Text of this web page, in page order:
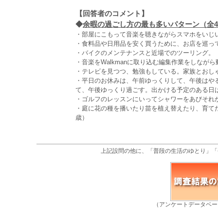
【回答者のコメント】
◆余暇の過ごし方の最も多いパターン（全
・部屋にこもって音楽を聴きながらスマホをいじ
・食料品や日用品を安く買うために、お店を巡
・バイクのメンテナンスと近場でのツーリング。
・音楽をWalkmanに取り込む編集作業をしなが
・テレビを見つつ、勉強もしている。家族とお
・平日のお休みは、午前ゆっくりして、午後は
て、午後ゆっくり過ごす。出かける予定のある
・ゴルフのレッスンにいってシャワーをあびそ
・庭に花の種を播いたり苗を植え替えたり、育
歳）
上記設問の他に、「普段の生活のゆとり」
（アンケートデータベ